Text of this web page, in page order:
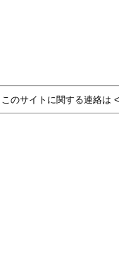
このサイトに関する連絡は